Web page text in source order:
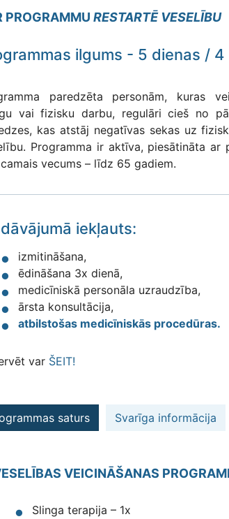
PROGRAMMU RESTARTĒ VESELĪBU
ilgums - 5 dienas / 4
paredzēta personām, kuras
vai fizisku darbu, regulāri cieš no
kas atstāj negatīvas sekas uz
Programma ir aktīva, piesātināta ar
vecums – līdz 65 gadiem.
iekļauts:
izmitināšana,
ēdināšana 3x dienā,
medicīniskā personāla uzraudzība,
ārsta konsultācija,
atbilstošas medicīniskās procedūras.
var ŠEIT!
saturs Svarīga informācija
VEICINĀŠANAS
Slinga terapija – 1x